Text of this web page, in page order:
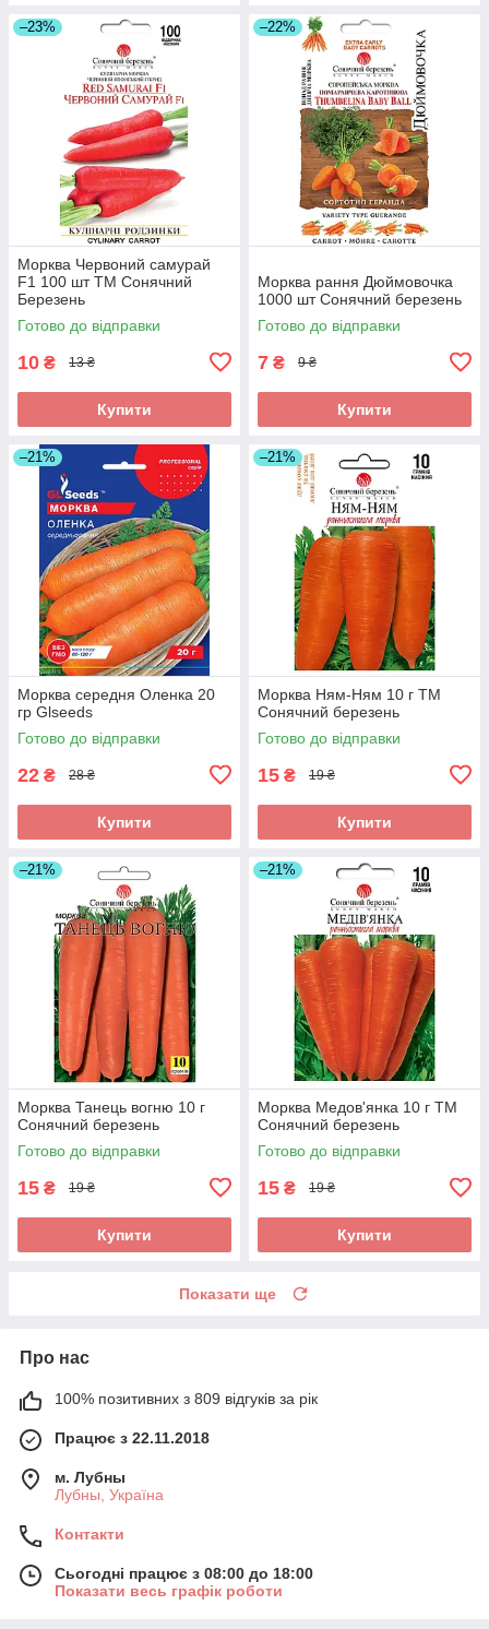
–23%
Морква Червоний самурай
F1 100 шт ТМ Сонячний
Березень
Готово до відправки
10 ₴ 13 ₴
Купити
–22%
Морква рання Дюймовочка
1000 шт Сонячний березень
Готово до відправки
7 ₴ 9 ₴
Купити
–21%
Морква середня Оленка 20
гр Glseeds
Готово до відправки
22 ₴ 28 ₴
Купити
–21%
Морква Ням-Ням 10 г ТМ
Сонячний березень
Готово до відправки
15 ₴ 19 ₴
Купити
–21%
Морква Танець вогню 10 г
Сонячний березень
Готово до відправки
15 ₴ 19 ₴
Купити
–21%
Морква Медов'янка 10 г ТМ
Сонячний березень
Готово до відправки
15 ₴ 19 ₴
Купити
Показати ще
Про нас
100% позитивних з 809 відгуків за рік
Працює з 22.11.2018
м. Лубны
Лубны, Україна
Контакти
Сьогодні працює з 08:00 до 18:00
Показати весь графік роботи